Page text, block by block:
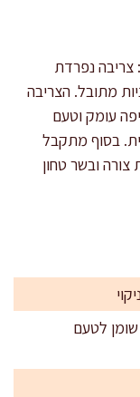
נפרדת
מתובל. הצריבה
עומק וטעם
בסוף מתקבל
ובשר טחון
בשר בקר טחון 500 גרם (מומלץ 15% שומן לטעם